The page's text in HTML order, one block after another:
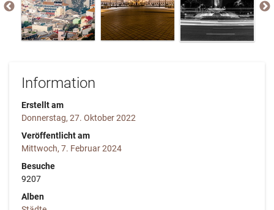
Information
Erstellt am
Donnerstag, 27. Oktober 2022
Veröffentlicht am
Mittwoch, 7. Februar 2024
Besuche
9207
Alben